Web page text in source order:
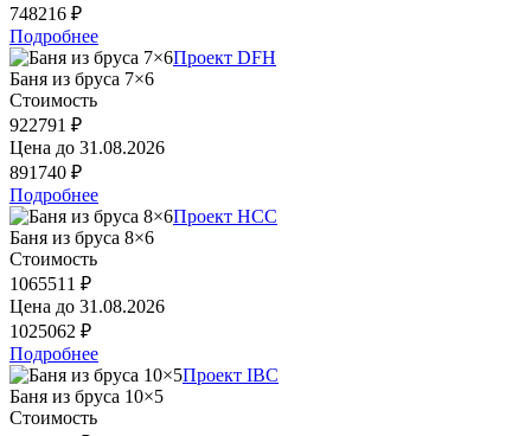
748216 ₽
Подробнее
Проект DFH
Баня из бруса 7×6
Стоимость
922791 ₽
Цена до 31.08.2026
891740 ₽
Подробнее
Проект HCC
Баня из бруса 8×6
Стоимость
1065511 ₽
Цена до 31.08.2026
1025062 ₽
Подробнее
Проект IBC
Баня из бруса 10×5
Стоимость